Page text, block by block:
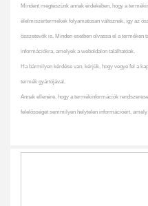
Mindent megteszünk annak érdekében, hogy a
élelmiszertermékek folyamatosan változnak, így az
összetevők is. Minden esetben olvassa el a terméken
információkra, amelyek a weboldalon találhatóak.
Ha bármilyen kérdése van, kérjük, hogy vegye fel a
termék gyártójával.
Annak ellenére, hogy a termékinformációk
felelősséget semmilyen helytelen információért,